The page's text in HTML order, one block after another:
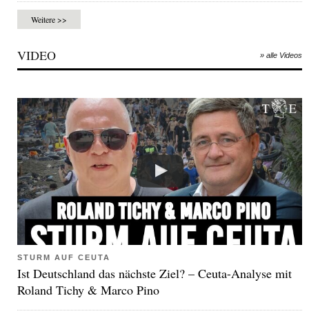
Weitere >>
VIDEO » alle Videos
STURM AUF CEUTA
Ist Deutschland das nächste Ziel? – Ceuta-Analyse mit
Roland Tichy & Marco Pino